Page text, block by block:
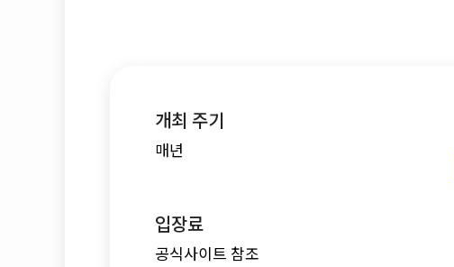
개최 주기
매년
입장료
공식사이트 참조